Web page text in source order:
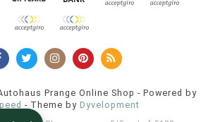
Prange Online Shop - Powered by
- Theme by Dyvelopment